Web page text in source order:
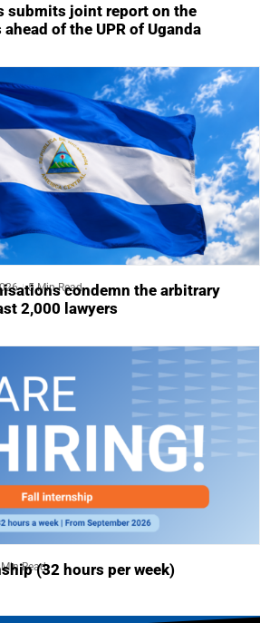
submits joint report on the
of the UPR of Uganda
5 Min Readcondemn the arbitrary
2,000 lawyers
Read(32 hours per week)